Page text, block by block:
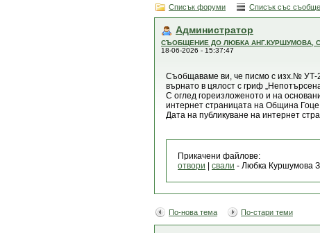
Списък форуми Списък със
Администратор
СЪОБЩЕНИЕ ДО ЛЮБКА АНГ.КУРШУМОВА,
18-06-2026 - 15:37:47
Съобщаваме ви, че писмо с изх.№ УТ-
върнато в цялост с гриф
С оглед гореизложеното и на
интернет страницата на Община
Дата на публикуване на интернет
Прикачени файлове:
отвори
свали - Любка Куршумова
По-нова тема По-стари теми